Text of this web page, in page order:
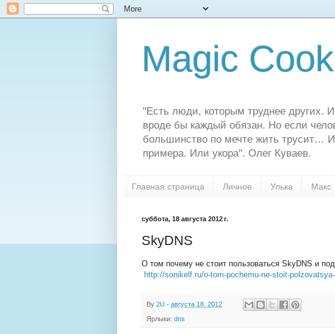
Magic
"Есть люди, которым труднее других.
вроде бы каждый обязан. Но если
большинство по мечте жить трусит…
примера. Или укора". Олег Куваев.
Главная страница Личное Улька Макс
суббота, 18 августа 2012 г.
SkyDNS
О том почему не стоит пользоваться SkyDNS и
http://sonikelf.ru/o-tom-pochemu-ne-stoit-
By 2U - августа 18, 2012
Ярлыки: dns